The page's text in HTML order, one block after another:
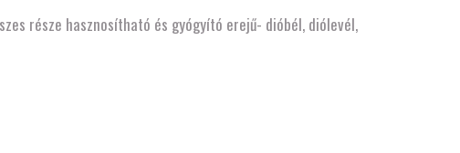
része hasznosítható és gyógyító erejű- dióbél, diólevél,